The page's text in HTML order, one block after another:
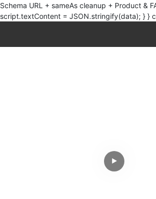
Schema URL + sameAs cleanup + Product &
script.textContent = JSON.stringify(data); } }